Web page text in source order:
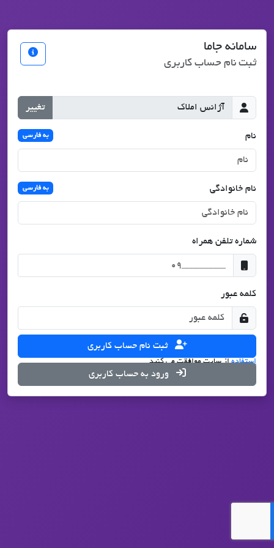
سامانه جاما
ثبت نام حساب کاربری
تغییر
نام به فارسی
نام خانوادگی به فارسی
شماره تلفن همراه
کلمه عبور
با درخواست ثبت نام، شما با تمامی قوانینحریم شخصی
استفادهاز سایت موافقت می کنید.
ثبت نام حساب کاربری
ورود به حساب کاربری